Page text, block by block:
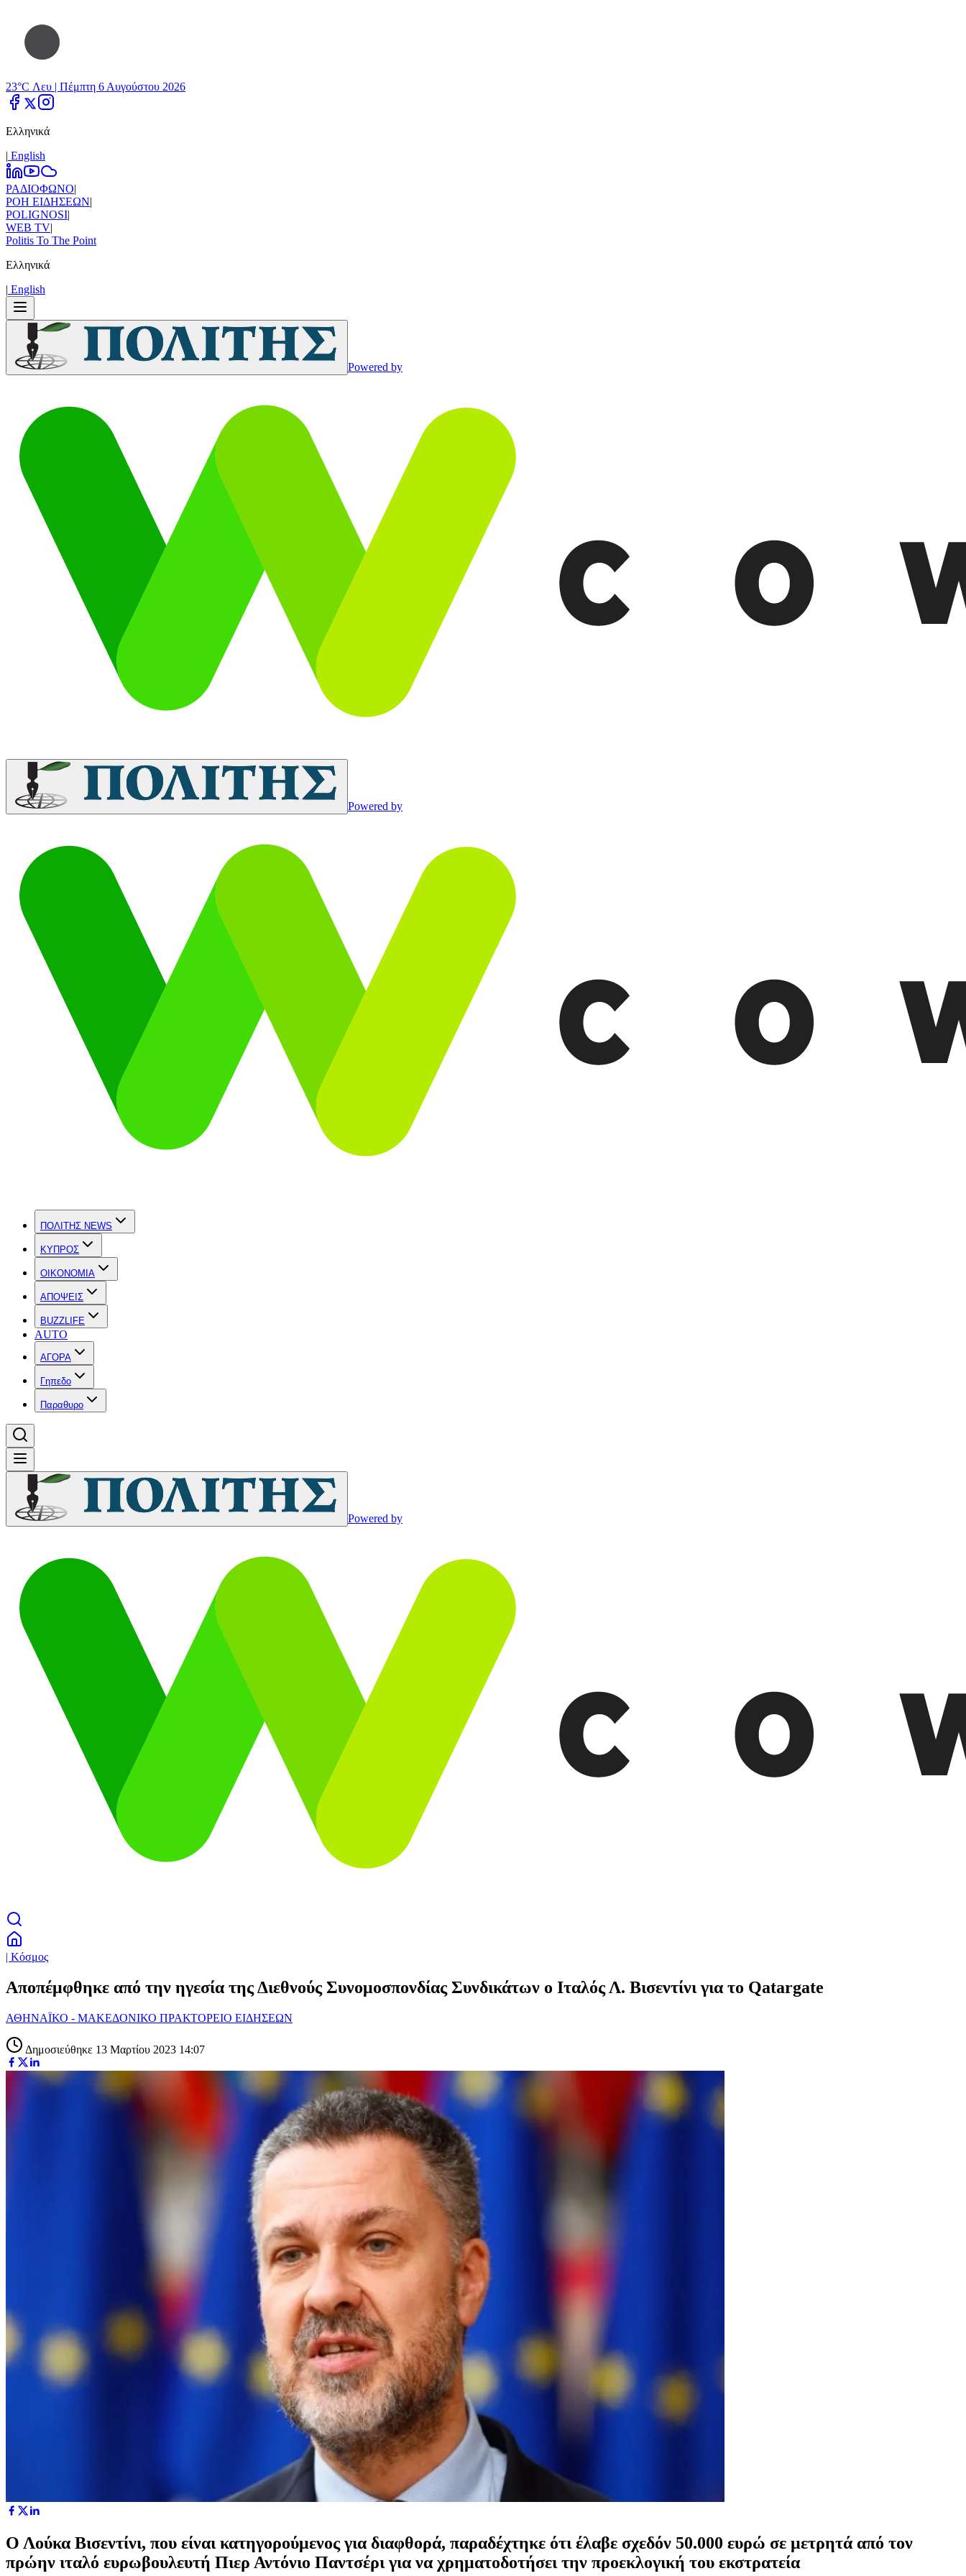
23°C Λευ | Πέμπτη 6 Αυγούστου 2026
Ελληνικά
| Εnglish
ΡΑΔΙΟΦΩΝΟ|
ΡΟΗ ΕΙΔΗΣΕΩΝ|
POLIGNOSI|
WEB TV|
Politis To The Point
Ελληνικά
| Εnglish
Powered by
Powered by
ΠΟΛΙΤΗΣ NEWS
ΚΥΠΡΟΣ
OIKONOMIA
ΑΠΟΨΕΙΣ
BUZZLIFE
AUTO
ΑΓΟΡΑ
Γηπεδο
Παραθυρο
Powered by
| Κόσμος
Αποπέμφθηκε από την ηγεσία της Διεθνούς Συνομοσπονδίας Συνδικάτων ο Ιταλός Λ. Βισεντίνι για το Qatargate
ΑΘΗΝΑΪΚΟ - ΜΑΚΕΔΟΝΙΚΟ ΠΡΑΚΤΟΡΕΙΟ ΕΙΔΗΣΕΩΝ
Δημοσιεύθηκε 13 Μαρτίου 2023 14:07
Ο Λούκα Βισεντίνι, που είναι κατηγορούμενος για διαφθορά, παραδέχτηκε ότι έλαβε σχεδόν 50.000 ευρώ σε μετρητά από τον
πρώην ιταλό ευρωβουλευτή Πιερ Αντόνιο Παντσέρι για να χρηματοδοτήσει την προεκλογική του εκστρατεία